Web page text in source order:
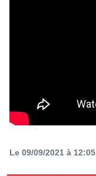
Le 09/09/2021 à 12:05